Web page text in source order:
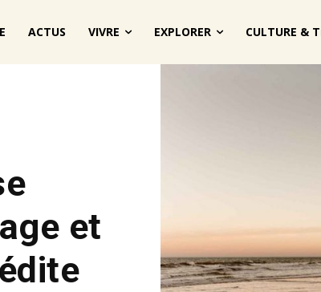
ACTUS VIVRE EXPLORER CULTURE &
et